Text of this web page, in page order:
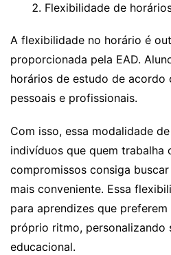
Flexibilidade de
A flexibilidade no horário é
proporcionada pela EAD.
horários de estudo de acordo
pessoais e profissionais.
Com isso, essa modalidade
indivíduos que quem trabalha
compromissos consiga
mais conveniente. Essa
para aprendizes que preferem
próprio ritmo, personalizando
educacional.